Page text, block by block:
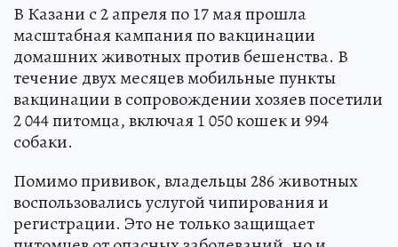
В Казани с 2 апреля по 17 мая прошла
масштабная кампания по вакцинации
домашних животных против бешенства. В
течение двух месяцев мобильные пункты
вакцинации в сопровождении хозяев посетили
2 044 питомца, включая 1 050 кошек и 994
собаки.
Помимо прививок, владельцы 286 животных
воспользовались услугой чипирования и
регистрации. Это не только защищает